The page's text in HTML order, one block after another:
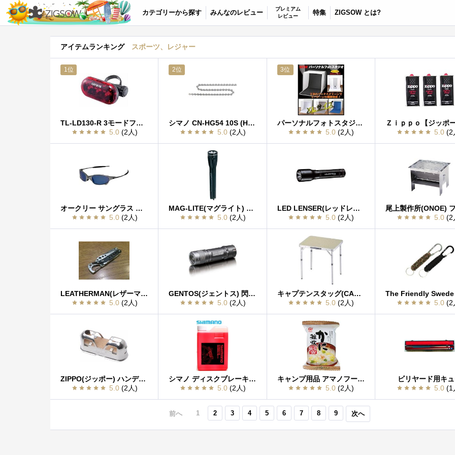
カテゴリーから探す みんなのレビュー
プレミアム
レビュー
特集 ZIGSOW とは?
アイテムランキング スポーツ、レジャー
1位
TL-LD130-R 3モードフラッシングライト レッド TL-LD130-R
5.0(2人)
2位
シマノ CN-HG54 10S (HG-X MTB) 対応 116L AMPOULE ICNHG54116I
5.0 (2人)
3位
パーソナルフォトスタジオver２ ＸＬサイズ
5.0 (2人)
5.0 (2
オークリー サングラス ジュリエット 04-152 プラズマ/アイスイリジウム
5.0(2人)
MAG-LITE(マグライト) ミニマグライト 2AA BOX ブラック 01031013
5.0 (2人)
LED LENSER(レッドレンザー) P14 【明るさ180ルーメン/実用点灯6時間】 OPT-8414
5.0 (2人)
5.0 (2
LEATHERMAN(レザーマン) StyleCS STC
5.0(2人)
GENTOS(ジェントス) 閃 325 【明るさ150ルーメン/実用点灯10時間】 SG-325
5.0 (2人)
キャプテンスタッグ(CAPTAIN STAG) ニューフォール アルミ2ウェイサイドテーブルアジャスター付 M-3753
5.0 (2人)
5.0 (2
ZIPPO(ジッポー) ハンディーウォーマー用バーナー ZHW-JHG
5.0(2人)
シマノ ディスクブレーキ用ミネラルオイル 1L KSMDBOILO
5.0 (2人)
キャンプ用品 アマノフーズ かに雑炊 18
5.0 (2人)
ビリヤード用キ
5.0 (1
前へ 1 2 3 4 5 6 7 8 9 次へ